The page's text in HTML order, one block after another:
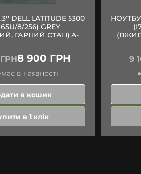
DELL LATITUDE 5300
8/256) GREY
ГАРНИЙ СТАН) A-
ГРН8 900 ГРН
в наявності
в кошик
в 1 клік
9